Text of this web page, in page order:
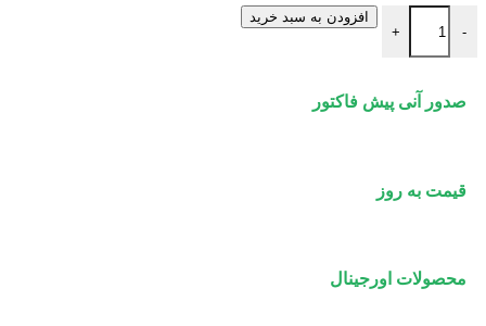
-
جعبه توکار آریا کوپلینگ استیل گلد آتش نشانی (بدون قرقره) عدد
+
افزودن به سبد خرید
صدور آنی پیش فاکتور
قیمت به روز
محصولات اورجینال